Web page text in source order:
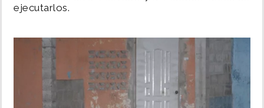
DEPORTES
ejecutarlos.